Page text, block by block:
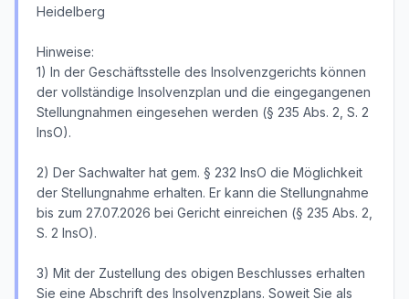
Heidelberg
Hinweise:
1) In der Geschäftsstelle des Insolvenzgerichts können
der vollständige Insolvenzplan und die eingegangenen
Stellungnahmen eingesehen werden (§ 235 Abs. 2, S. 2
InsO).
2) Der Sachwalter hat gem. § 232 InsO die Möglichkeit
der Stellungnahme erhalten. Er kann die Stellungnahme
bis zum 27.07.2026 bei Gericht einreichen (§ 235 Abs. 2,
S. 2 InsO).
3) Mit der Zustellung des obigen Beschlusses erhalten
Sie eine Abschrift des Insolvenzplans. Soweit Sie als